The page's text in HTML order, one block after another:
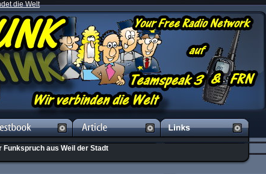
Funkspruch aus Weil der Stadt